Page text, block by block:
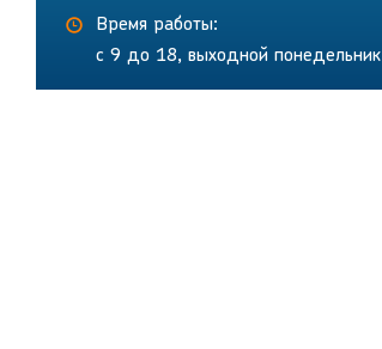
Время работы:
с 9 до 18, выходной понедельник